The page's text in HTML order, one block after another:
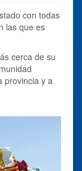
con todas
las que es
cerca de su
provincia y a